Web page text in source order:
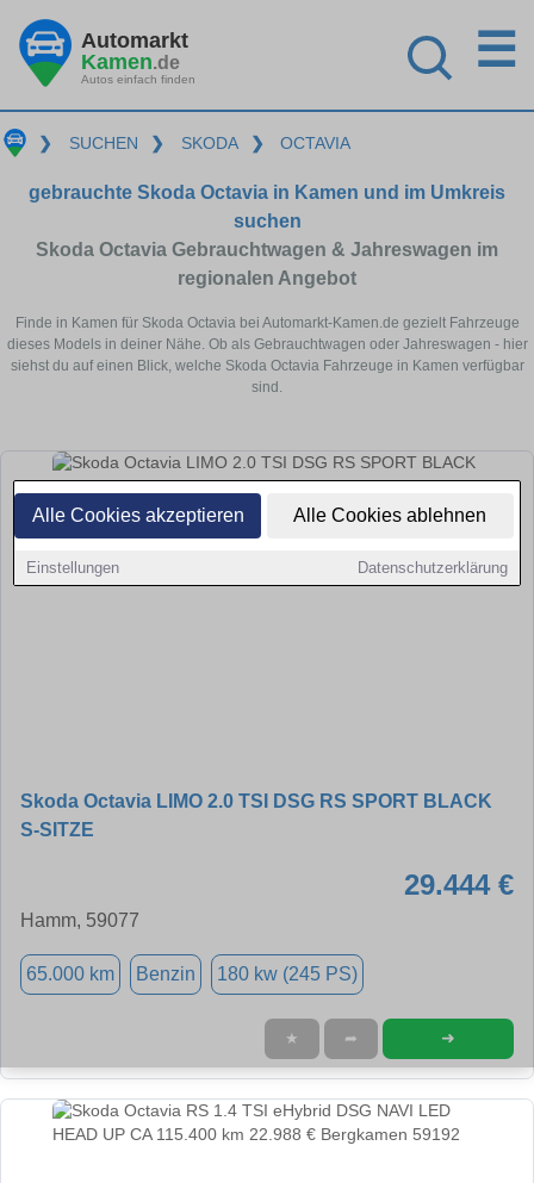
Alle Cookies akzeptieren Alle Cookies ablehnen
Einstellungen Datenschutzerklärung
Automarkt
Kamen.de
Autos einfach finden
☰
❯ SUCHEN ❯ SKODA ❯ OCTAVIA
gebrauchte Skoda Octavia in Kamen und im Umkreis
suchen
Skoda Octavia Gebrauchtwagen & Jahreswagen im
regionalen Angebot
Finde in Kamen für Skoda Octavia bei Automarkt-Kamen.de gezielt Fahrzeuge
dieses Models in deiner Nähe. Ob als Gebrauchtwagen oder Jahreswagen - hier
siehst du auf einen Blick, welche Skoda Octavia Fahrzeuge in Kamen verfügbar
sind.
Skoda Octavia LIMO 2.0 TSI DSG RS SPORT BLACK
S-SITZE
29.444 €
Hamm, 59077
65.000 km Benzin 180 kw (245 PS)
★ ➦ ➜